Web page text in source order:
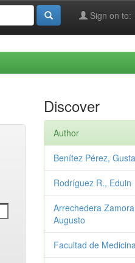
Sign on to:
Discover
Author
Benítez Pérez,
Rodríguez R., Eduin
Arrechedera
Augusto
Facultad de